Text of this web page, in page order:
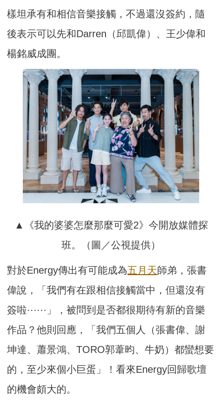
樣坦承有和相信音樂接觸，不過還沒簽約，隨
後表示可以先和Darren（邱凱偉）、王少偉和
楊銘威成團。
▲《我的婆婆怎麼那麼可愛2》今開放媒體探
班。（圖／公視提供）
對於Energy傳出有可能成為五月天師弟，張書
偉說，「我們有在跟相信接觸當中，但還沒有
簽啦⋯⋯」，被問到是否都很期待有新的音樂
作品？他則回應，「我們五個人（張書偉、謝
坤達、蕭景鴻、TORO郭葦昀、牛奶）都蠻想要
的，至少來個小巨蛋」！看來Energy回歸歌壇
的機會頗大的。